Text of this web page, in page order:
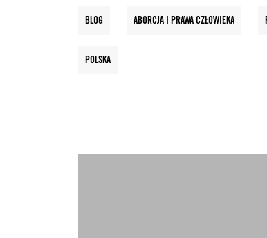
BLOG ABORCJA I PRAWA CZŁOWIEKA
POLSKA